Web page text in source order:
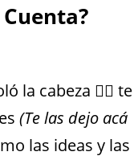
la cabeza 😶‍🌫️ te
(Te las dejo acá
las ideas y las